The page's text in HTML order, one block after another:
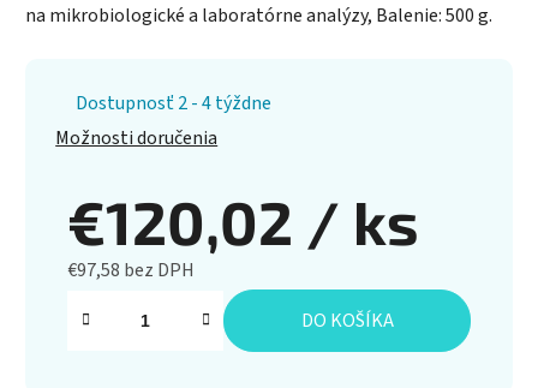
na mikrobiologické a laboratórne analýzy, Balenie: 500 g.
Dostupnosť 2 - 4 týždne
Možnosti doručenia
€120,02 / ks
€97,58 bez DPH
Jednotková cena:
DO KOŠÍKA